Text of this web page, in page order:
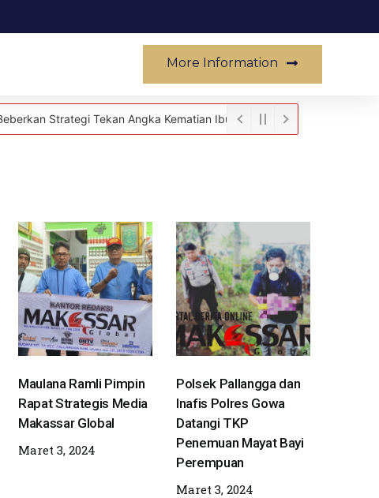
More Information
Tekan Angka Kematian Ibu dan Bayi, Fokus Tingkatkan Mutu
Maulana Ramli Pimpin
Rapat Strategis Media
Makassar Global
Maret 3, 2024
Polsek Pallangga dan
Inafis Polres Gowa
Datangi TKP
Penemuan Mayat Bayi
Perempuan
Maret 3, 2024